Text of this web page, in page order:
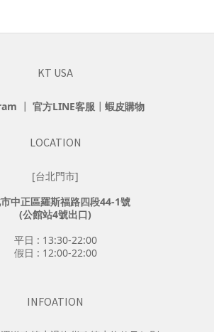
KT USA
官方LINE客服 蝦皮購物
LOCATION
[台北門市]
中正區羅斯福路四段44-1號
(公館站4號出口)
平日 : 13:30-22:00
假日 : 12:00-22:00
INFOATION